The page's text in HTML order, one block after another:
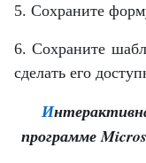
5. Сохраните
6. Сохраните
сделать его
И
программе